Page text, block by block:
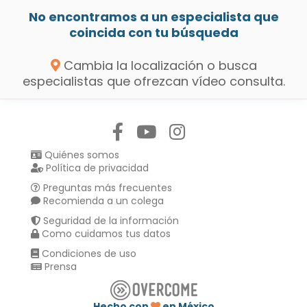
No encontramos a un especialista que
coincida con tu búsqueda
Cambia la localización o busca
especialistas que ofrezcan vídeo consulta.
Quiénes somos
Política de privacidad
Preguntas más frecuentes
Recomienda a un colega
Seguridad de la información
Como cuidamos tus datos
Condiciones de uso
Prensa